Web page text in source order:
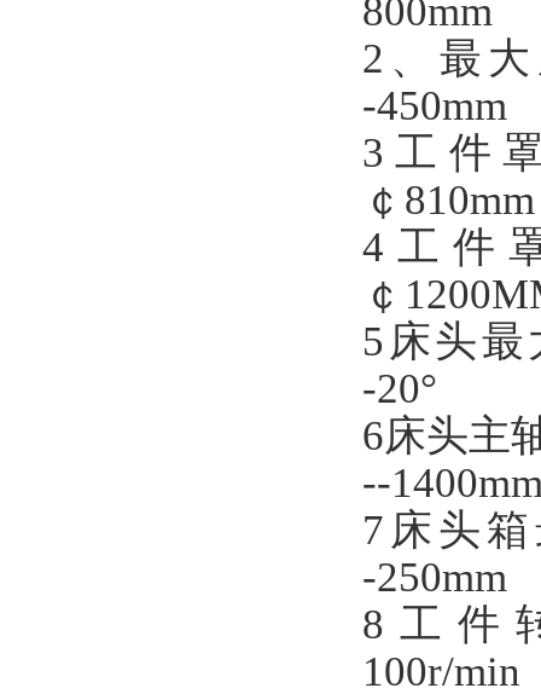
800mm
2、 最
-450mm
3 工件
￠ 810mm
4 工件
￠
5 床头
-20°
6床头主
--14
7 床头
-250mm
8 工件
100r/min